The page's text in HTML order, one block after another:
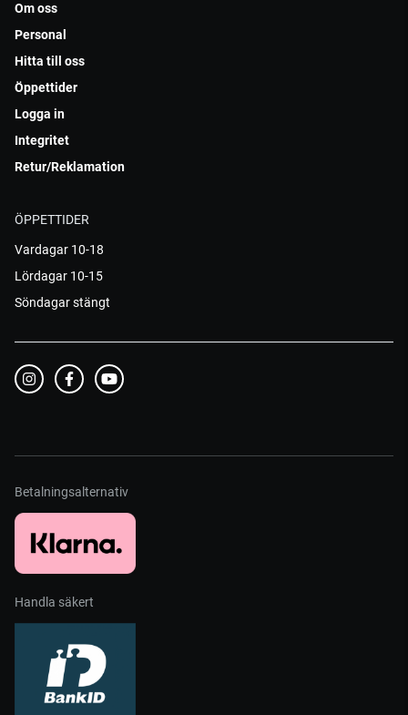
Om oss
Personal
Hitta till oss
Öppettider
Logga in
Integritet
Retur/Reklamation
ÖPPETTIDER
Vardagar 10-18
Lördagar 10-15
Söndagar stängt
Betalningsalternativ
Handla säkert